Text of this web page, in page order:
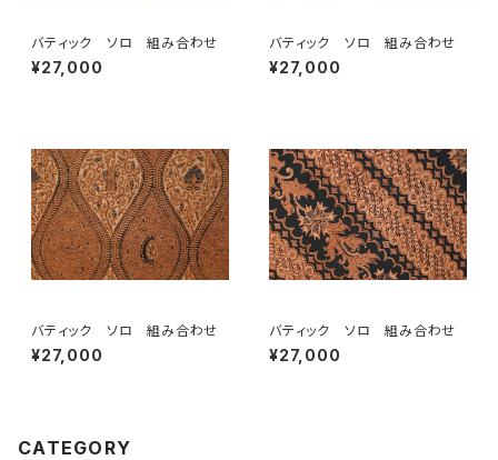
バティック ソロ 組み合わせ
¥27,000
バティック ソロ 組み合わせ
¥27,000
バティック ソロ 組み合わせ
¥27,000
バティック ソロ 組み合わせ
¥27,000
CATEGORY